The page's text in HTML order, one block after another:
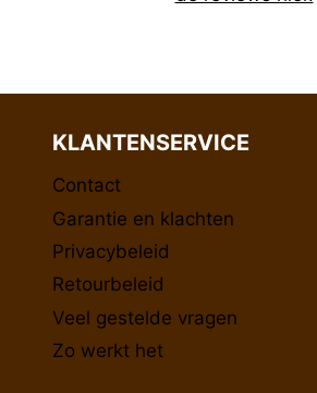
KLANTENSERVICE
Contact
Garantie en klachten
Privacybeleid
Retourbeleid
Veel gestelde vragen
Zo werkt het